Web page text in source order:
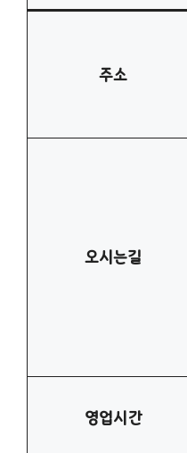
주소
오시는길
영업시간